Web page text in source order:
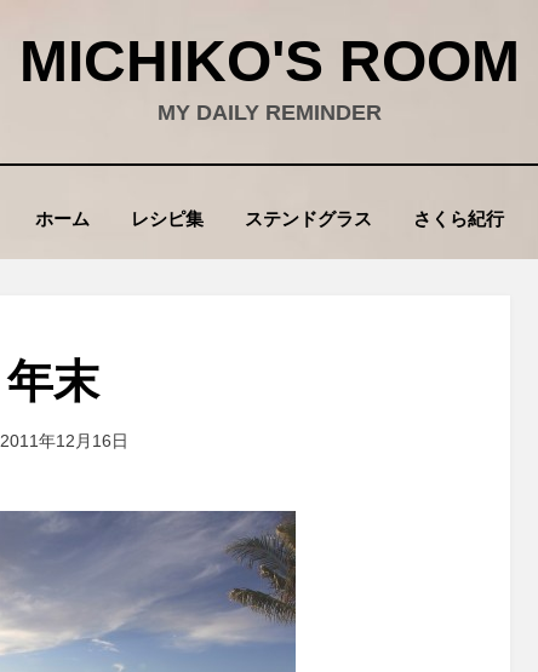
MICHIKO'S ROOM
MY DAILY REMINDER
ホーム レシピ集 ステンドグラス さくら紀行
年末
投稿者wad
2011年12月16日